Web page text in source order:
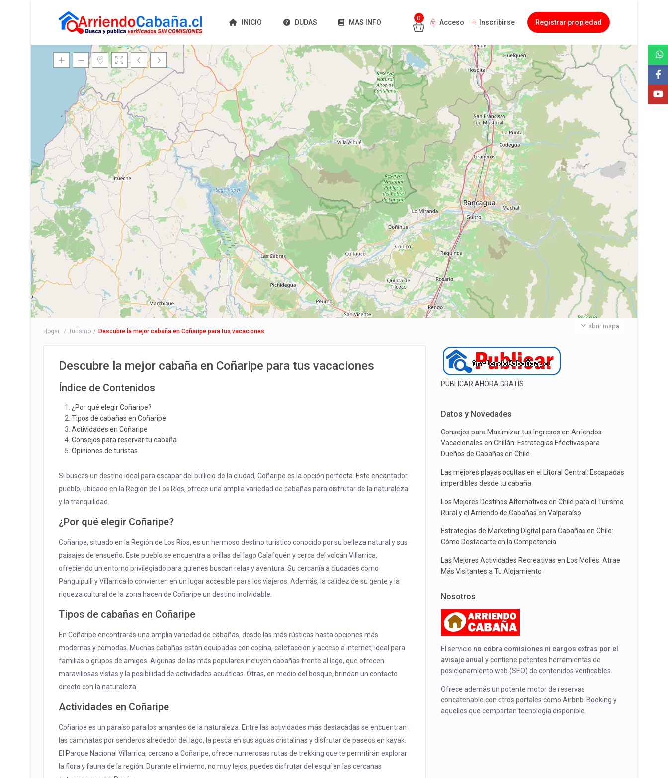
INICIO DUDAS MAS INFO
0
Acceso Inscribirse Registrar propiedad
Cargando mapas
abrir mapa
Hogar Turismo Descubre la mejor cabaña en Coñaripe para tus vacaciones
Descubre la mejor cabaña en Coñaripe para tus vacaciones
Índice de Contenidos
¿Por qué elegir Coñaripe?
Tipos de cabañas en Coñaripe
Actividades en Coñaripe
Consejos para reservar tu cabaña
Opiniones de turistas
Si buscas un destino ideal para escapar del bullicio de la ciudad, Coñaripe es la opción perfecta. Este encantador
pueblo, ubicado en la Región de Los Ríos, ofrece una amplia variedad de cabañas para disfrutar de la naturaleza
y la tranquilidad.
¿Por qué elegir Coñaripe?
Coñaripe, situado en la Región de Los Ríos, es un hermoso destino turístico conocido por su belleza natural y sus
paisajes de ensueño. Este pueblo se encuentra a orillas del lago Calafquén y cerca del volcán Villarrica,
ofreciendo un entorno privilegiado para quienes buscan relax y aventura. Su cercanía a ciudades como
Panguipulli y Villarrica lo convierten en un lugar accesible para los viajeros. Además, la calidez de su gente y la
riqueza cultural de la zona hacen de Coñaripe un destino inolvidable.
Tipos de cabañas en Coñaripe
En Coñaripe encontrarás una amplia variedad de cabañas, desde las más rústicas hasta opciones más
modernas y cómodas. Muchas cabañas están equipadas con cocina, calefacción y acceso a internet, ideal para
familias o grupos de amigos. Algunas de las más populares incluyen cabañas frente al lago, que ofrecen
maravillosas vistas y la posibilidad de actividades acuáticas. Otras, en medio del bosque, brindan un contacto
directo con la naturaleza.
Actividades en Coñaripe
Coñaripe es un paraíso para los amantes de la naturaleza. Entre las actividades más destacadas se encuentran
las caminatas por senderos alrededor del lago, la pesca en sus aguas cristalinas y disfrutar de paseos en kayak.
El Parque Nacional Villarrica, cercano a Coñaripe, ofrece numerosas rutas de trekking que te permitirán explorar
la flora y fauna de la región. Durante el invierno, no muy lejos, puedes disfrutar del esquí en las cercanas
PUBLICAR AHORA GRATIS
Datos y Novedades
Consejos para Maximizar tus Ingresos en Arriendos
Vacacionales en Chillán: Estrategias Efectivas para
Dueños de Cabañas en Chile
Las mejores playas ocultas en el Litoral Central: Escapadas
imperdibles desde tu cabaña
Los Mejores Destinos Alternativos en Chile para el Turismo
Rural y el Arriendo de Cabañas en Valparaíso
Estrategias de Marketing Digital para Cabañas en Chile:
Cómo Destacarte en la Competencia
Las Mejores Actividades Recreativas en Los Molles: Atrae
Más Visitantes a Tu Alojamiento
Nosotros
El servicio no cobra comisiones ni cargos extras por el
avisaje anual y contiene potentes herramientas de
posicionamiento web (SEO) de contenidos verificables.
Ofrece además un potente motor de reservas
concatenable con otros portales como Airbnb, Booking y
aquellos que compartan tecnología disponible.